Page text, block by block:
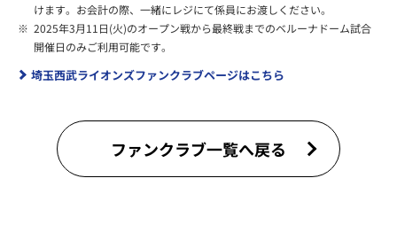
けます。お会計の際、一緒にレジにて係員にお渡しください。
※ 2025年3月11日(火)のオープン戦から最終戦までのベルーナドーム試合
開催日のみご利用可能です。
埼玉西武ライオンズファンクラブページはこちら
ファンクラブ一覧へ戻る